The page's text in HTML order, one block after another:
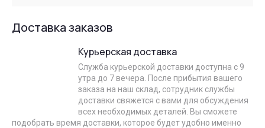
Доставка заказов
Курьерская доставка
Служба курьерской доставки доступна с 9
утра до 7 вечера. После прибытия вашего
заказа на наш склад, сотрудник службы
доставки свяжется с вами для обсуждения
всех необходимых деталей. Вы сможете
подобрать время доставки, которое будет удобно именно